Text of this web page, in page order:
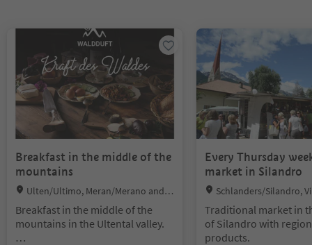
Breakfast in the middle of the
mountains
Location:
Ulten/Ultimo, Meran/Merano and e
Breakfast in the middle of the
mountains in the Ultental valley.
Every Thursday
market in Silandro
Location:
Schlanders/Silandro,
Traditional market in
of Silandro with
products.